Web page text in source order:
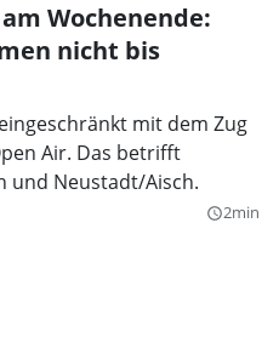
Wochenende:
nicht bis
mit dem Zug
Air. Das betrifft
und Neustadt/Aisch.
query_builder2min